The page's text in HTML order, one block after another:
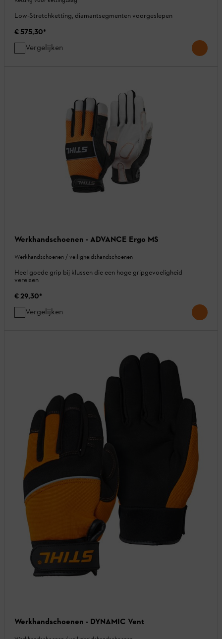
Low-Stretchketting, diamantsegmenten voorgeslepen
€ 575,30*
Vergelijken
Werkhandschoenen - ADVANCE Ergo MS
Werkhandschoenen / veiligheidshandschoenen
Heel goede grip bij klussen die een hoge gripgevoeligheid
vereisen
€ 29,30*
Vergelijken
Werkhandschoenen - DYNAMIC Vent